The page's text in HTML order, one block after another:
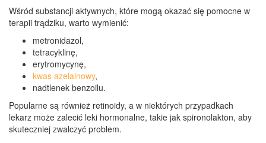
Wśród substancji aktywnych, które mogą okazać się pomocne w
terapii trądziku, warto wymienić:
metronidazol,
tetracyklinę,
erytromycynę,
kwas azelainowy,
nadtlenek benzoilu.
Popularne są również retinoidy, a w niektórych przypadkach
lekarz może zalecić leki hormonalne, takie jak spironolakton, aby
skuteczniej zwalczyć problem.